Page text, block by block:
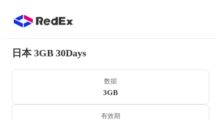
日本 3GB 30Days
数据
3GB
有效期